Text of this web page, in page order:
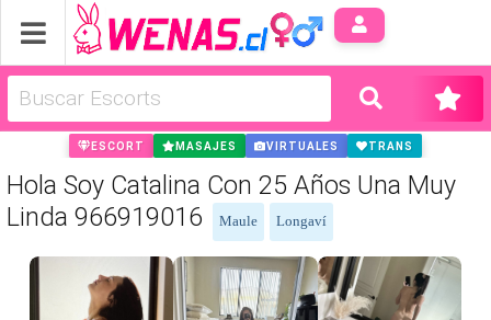
ESCORT MASAJES VIRTUALES TRANS
Hola Soy Catalina Con 25 Años Una Muy
Linda 966919016
Maule Longaví